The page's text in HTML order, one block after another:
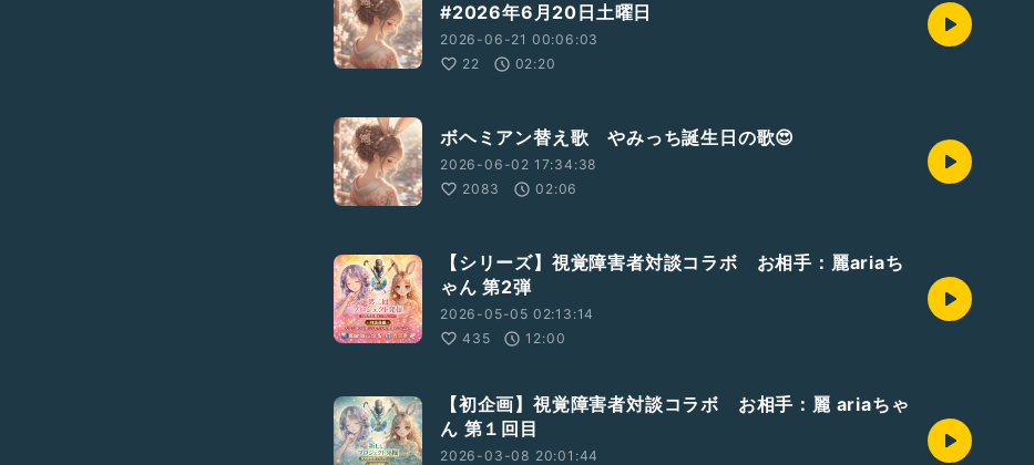
#2026年6月20日土曜日
2026-06-21 00:06:03
22
02:20
ボヘミアン替え歌 やみっち誕生日の歌😍
2026-06-02 17:34:38
2083
02:06
【シリーズ】視覚障害者対談コラボ お相手：麗ariaち
ゃん 第2弾
2026-05-05 02:13:14
435
12:00
【初企画】視覚障害者対談コラボ お相手：麗 ariaちゃ
ん 第１回目
2026-03-08 20:01:44